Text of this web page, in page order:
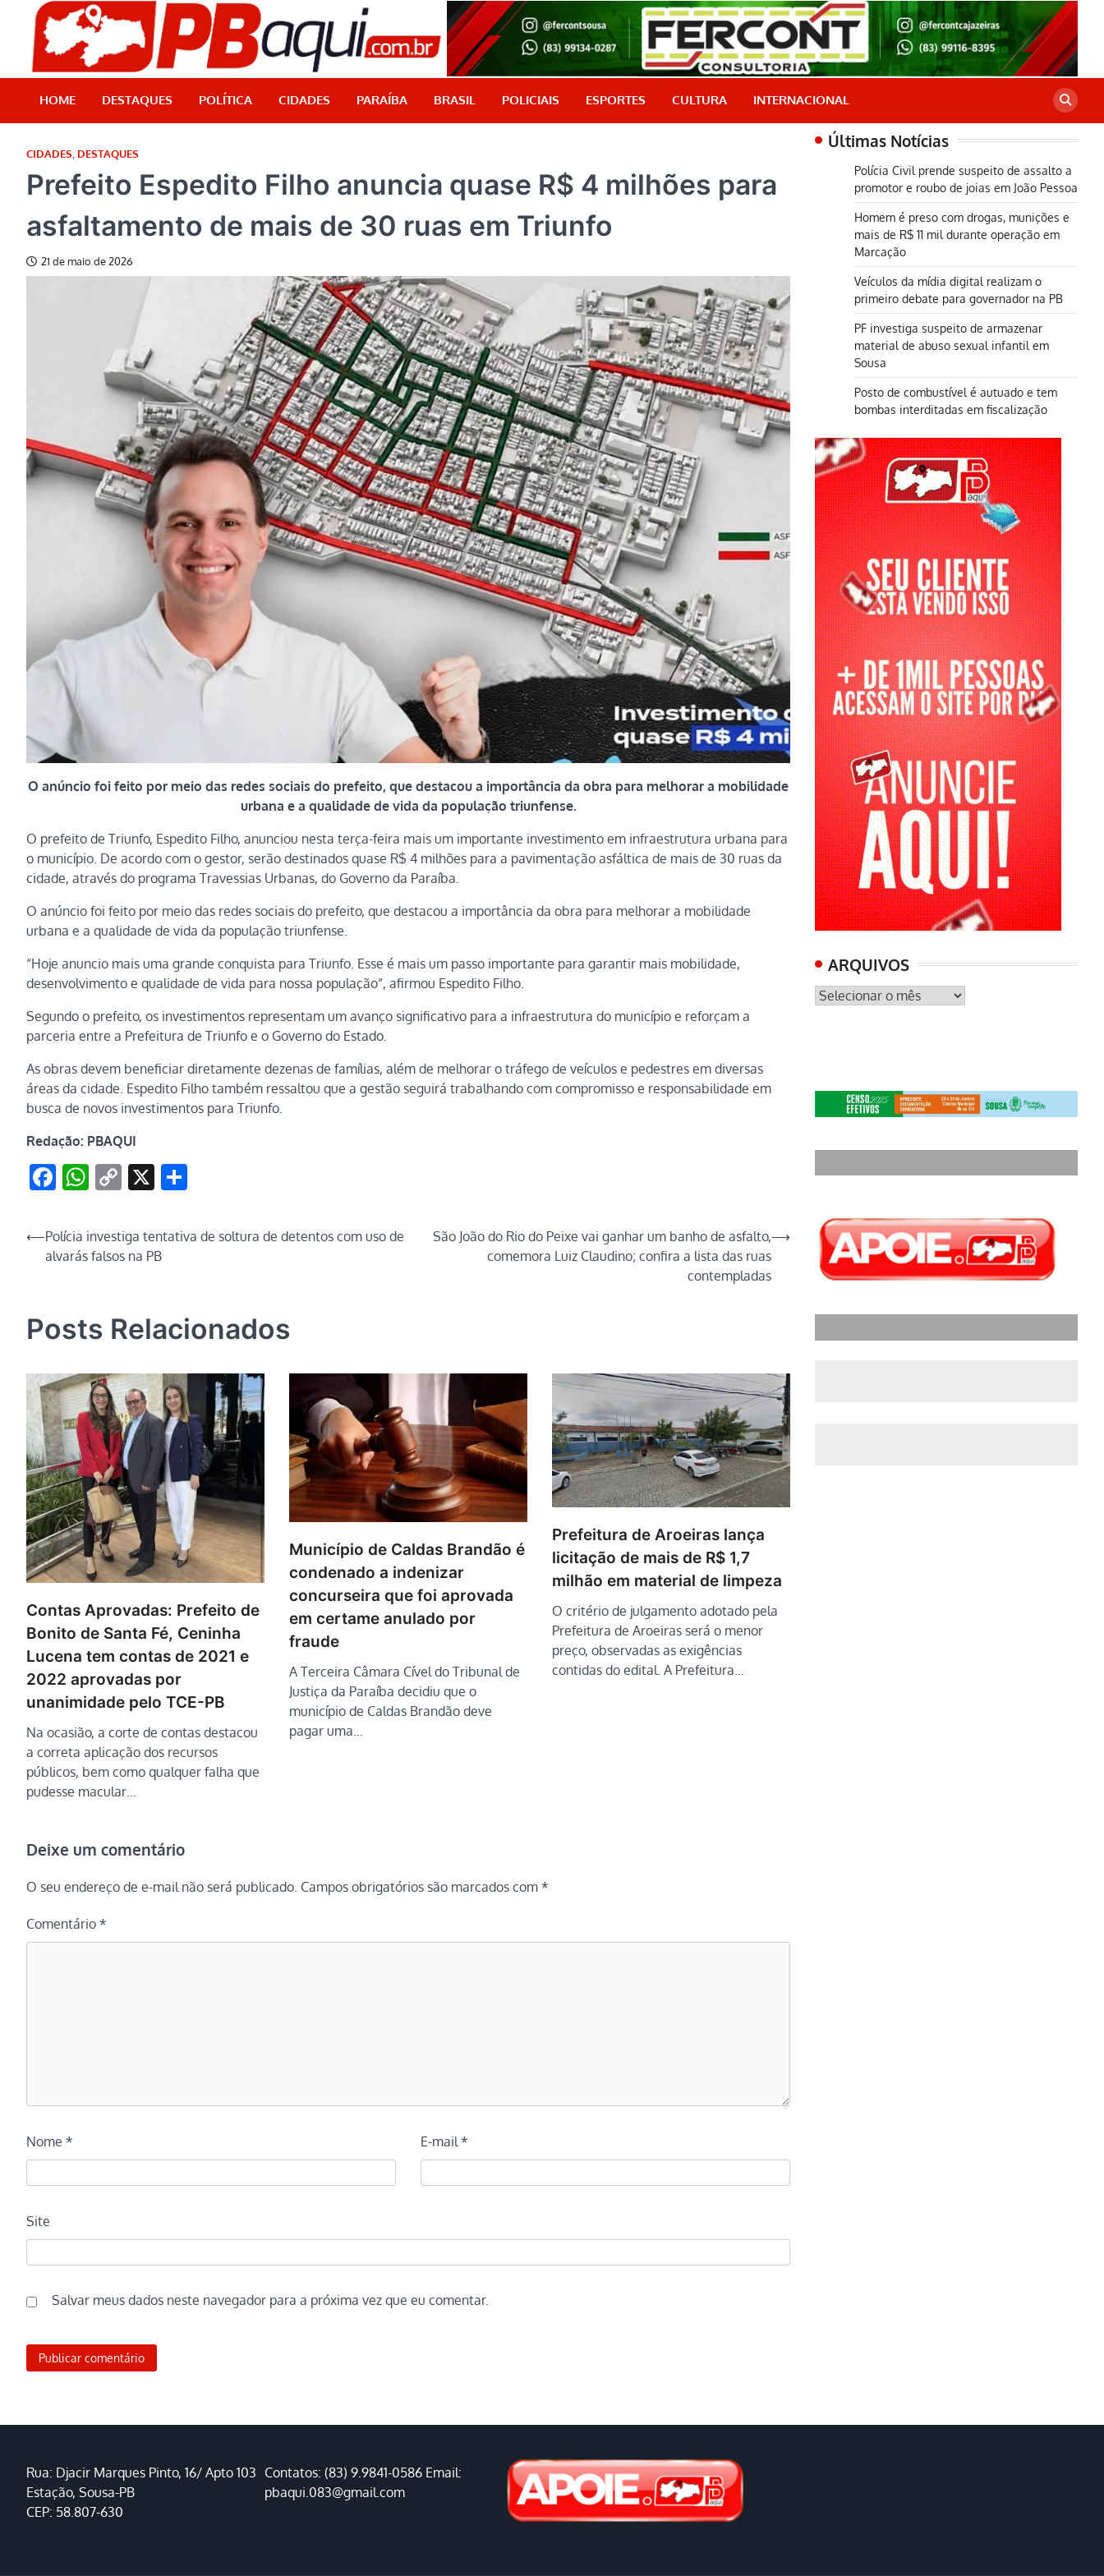
content
PB Aqui
Jornalismo com credibilidade, é aqui!
HOME DESTAQUES POLÍTICA CIDADES PARAÍBA BRASIL POLICIAIS ESPORTES CULTURA INTERNACIONAL
CIDADES DESTAQUES
Prefeito Espedito Filho anuncia quase R$ 4 milhões para
asfaltamento de mais de 30 ruas em Triunfo
21 de maio de 2026
O anúncio foi feito por meio das redes sociais do prefeito, que destacou a importância da obra para melhorar a mobilidade
urbana e a qualidade de vida da população triunfense.
O prefeito de Triunfo, Espedito Filho, anunciou nesta terça-feira mais um importante investimento em infraestrutura urbana para
o município. De acordo com o gestor, serão destinados quase R$ 4 milhões para a pavimentação asfáltica de mais de 30 ruas da
cidade, através do programa Travessias Urbanas, do Governo da Paraíba.
O anúncio foi feito por meio das redes sociais do prefeito, que destacou a importância da obra para melhorar a mobilidade
urbana e a qualidade de vida da população triunfense.
“Hoje anuncio mais uma grande conquista para Triunfo. Esse é mais um passo importante para garantir mais mobilidade,
desenvolvimento e qualidade de vida para nossa população”, afirmou Espedito Filho.
Segundo o prefeito, os investimentos representam um avanço significativo para a infraestrutura do município e reforçam a
parceria entre a Prefeitura de Triunfo e o Governo do Estado.
As obras devem beneficiar diretamente dezenas de famílias, além de melhorar o tráfego de veículos e pedestres em diversas
áreas da cidade. Espedito Filho também ressaltou que a gestão seguirá trabalhando com compromisso e responsabilidade em
busca de novos investimentos para Triunfo.
Redação: PBAQUI
Facebook
WhatsApp
Copy
X
Navegação
de
⟵Polícia investiga tentativa de soltura de detentos com uso de
alvarás falsos na PB
São João do Rio do Peixe vai ganhar um banho de asfalto,
comemora Luiz Claudino; confira a lista das ruas
contempladas
⟶
Posts Relacionados
Contas Aprovadas: Prefeito de
Bonito de Santa Fé, Ceninha
Lucena tem contas de 2021 e
2022 aprovadas por
unanimidade pelo TCE-PB
Na ocasião, a corte de contas destacou
a correta aplicação dos recursos
públicos, bem como qualquer falha que
pudesse macular…
Município de Caldas Brandão é
condenado a indenizar
concurseira que foi aprovada
em certame anulado por
fraude
A Terceira Câmara Cível do Tribunal de
Justiça da Paraíba decidiu que o
município de Caldas Brandão deve
pagar uma…
Prefeitura de Aroeiras lança
licitação de mais de R$ 1,7
milhão em material de limpeza
O critério de julgamento adotado pela
Prefeitura de Aroeiras será o menor
preço, observadas as exigências
contidas do edital. A Prefeitura…
Deixe um comentário
O seu endereço de e-mail não será publicado. Campos obrigatórios são marcados com *
Comentário *
Nome * E-mail *
Site
Salvar meus dados neste navegador para a próxima vez que eu comentar.
Últimas Notícias
Polícia Civil prende suspeito de assalto a
promotor e roubo de joias em João Pessoa
Homem é preso com drogas, munições e
mais de R$ 11 mil durante operação em
Marcação
Veículos da mídia digital realizam o
primeiro debate para governador na PB
PF investiga suspeito de armazenar
material de abuso sexual infantil em
Sousa
Posto de combustível é autuado e tem
bombas interditadas em fiscalização
ARQUIVOS
ARQUIVOS
Rua: Djacir Marques Pinto, 16/ Apto 103
Estação, Sousa-PB
CEP: 58.807-630
Contatos: (83) 9.9841-0586 Email:
pbaqui.083@gmail.com